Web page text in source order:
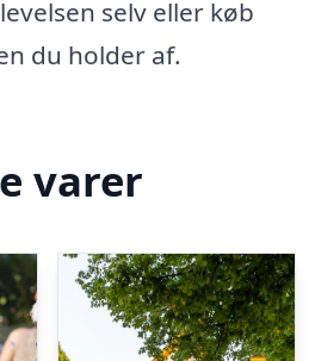
selv eller køb
du holder af.
varer